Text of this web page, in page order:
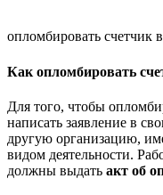
опломбировать счетчик
Как опломбировать
Для того, чтобы
написать заявление в
другую организацию,
видом деятельности.
должны выдать акт об